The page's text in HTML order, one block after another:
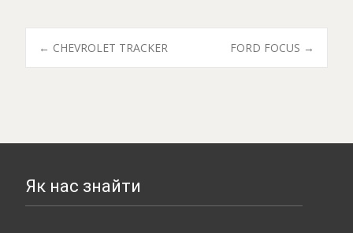
← CHEVROLET TRACKER FORD FOCUS →
Як нас знайти